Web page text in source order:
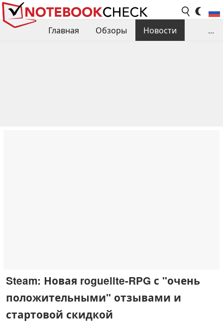
Главная Обзоры
Новости
...
Steam: Новая roguelite-RPG с "очень
положительными" отзывами и
стартовой скидкой